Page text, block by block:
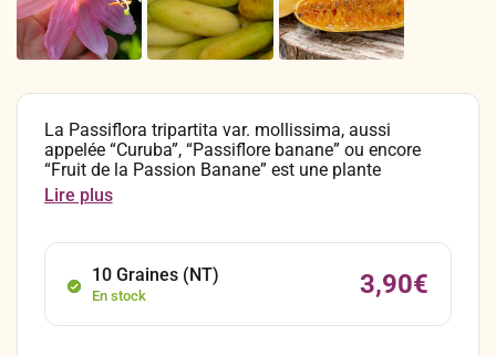
La Passiflora tripartita var. mollissima, aussi
appelée “Curuba”, “Passiflore banane” ou encore
“Fruit de la Passion Banane” est une plante
grimpante originaire des régions montagneuses des
Andes, notamment en Colombie et en Équateur.
s’adapte aux altitudes fraîches entre 1 800 et 3 000
mètres. Ses grandes feuilles trilobées et ses
magnifiques fleurs rose vif, pendantes et tubulaires,
des fruits allongés, comestibles et particulièrement
Lire plus
10 Graines (NT)
En stock 3,90€